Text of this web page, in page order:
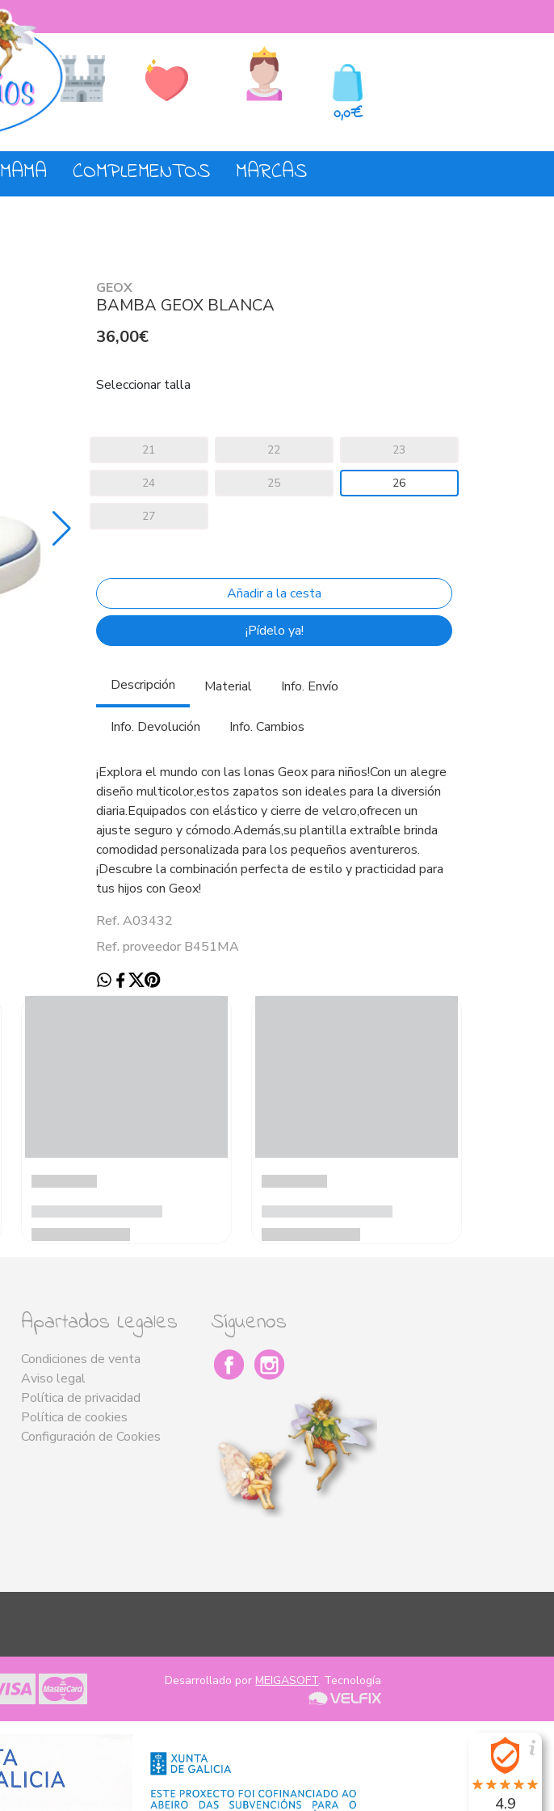
0,0€
MAMA COMPLEMENTOS MARCAS
GEOX
BAMBA GEOX BLANCA
36,00€
Seleccionar talla
21 22 23
24 25 26
27
¡Pídelo ya!
Descripción Material Info. Envío
Info. Devolución Info. Cambios
¡Explora el mundo con las lonas Geox para niños!Con un alegre
diseño multicolor,estos zapatos son ideales para la diversión
diaria.Equipados con elástico y cierre de velcro,ofrecen un
ajuste seguro y cómodo.Además,su plantilla extraíble brinda
comodidad personalizada para los pequeños aventureros.
¡Descubre la combinación perfecta de estilo y practicidad para
tus hijos con Geox!
Ref. A03432
Ref. proveedor B451MA
Apartados Legales
Condiciones de venta
Aviso legal
Política de privacidad
Política de cookies
Configuración de Cookies
Síguenos
Desarrollado por MEIGASOFT. Tecnología
4.9